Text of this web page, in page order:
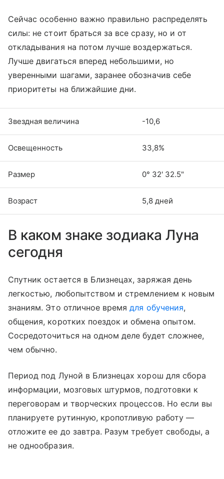
Сейчас особенно важно правильно распределять
силы: не стоит браться за все сразу, но и от
откладывания на потом лучше воздержаться.
Лучше двигаться вперед небольшими, но
уверенными шагами, заранее обозначив себе
приоритеты на ближайшие дни.
Звездная величина -10,6
Освещенность 33,8%
Размер 0° 32' 32.5"
Возраст 5,8 дней
В каком знаке зодиака Луна
сегодня
Спутник остается в Близнецах, заряжая день
легкостью, любопытством и стремлением к новым
знаниям. Это отличное времядля обучения,
общения, коротких поездок и обмена опытом.
Сосредоточиться на одном деле будет сложнее,
чем обычно.
Период под Луной в Близнецах хорош для сбора
информации, мозговых штурмов, подготовки к
переговорам и творческих процессов. Но если вы
планируете рутинную, кропотливую работу —
отложите ее до завтра. Разум требует свободы, а
не однообразия.